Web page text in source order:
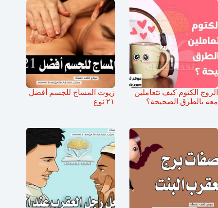
الزوج الكتوم كيف تتعاملين
معه بالطرق الصحيحة؟
زيوت المساج للجسم أفضل
٢١ نوع